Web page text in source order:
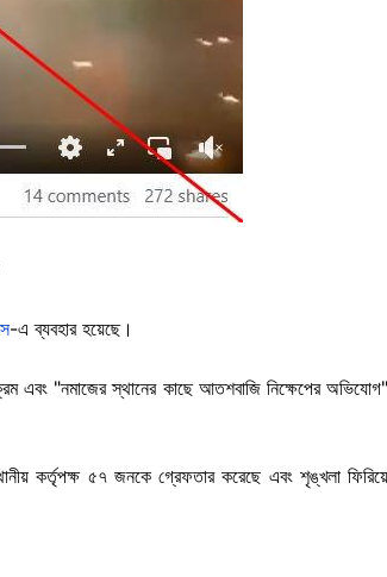
-এ ব্যবহার হয়েছে।
এবং "নমাজের স্থানের কাছে আতশবাজি নিক্ষেপের অভিযোগ"
কর্তৃপক্ষ ৫৭ জনকে গ্রেফতার করেছে এবং শৃঙ্খলা